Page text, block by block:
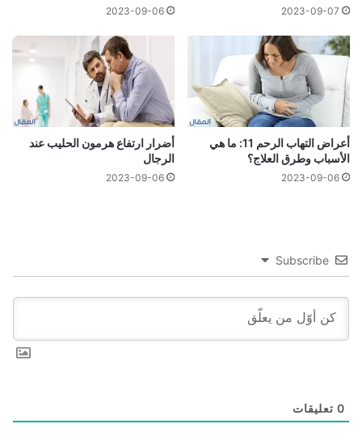
2023-09-07
2023-09-06
أعراض التهاب الرحم 11: ما هي
الأسباب وطرق العلاج؟
2023-09-06
أضرار ارتفاع هرمون الحليب عند
الرجال
2023-09-06
Subscribe
0 تعليقات